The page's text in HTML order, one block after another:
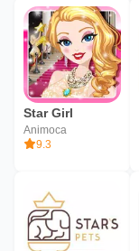
Star Girl
Animoca
9.3